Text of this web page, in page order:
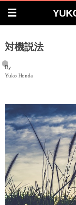
対機説法
By
Yuko Honda